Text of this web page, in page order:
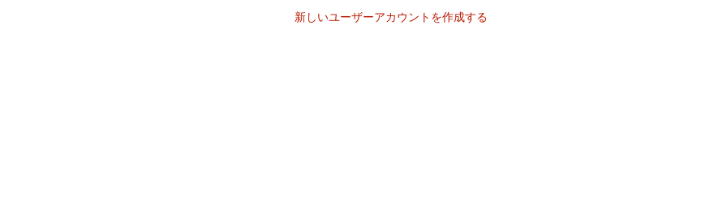
新しいユーザーアカウントを作成する